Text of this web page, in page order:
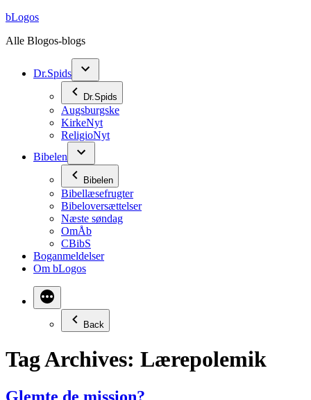
Videre
indhold
bLogos
Alle Blogos-blogs
Dr.Spids
Dr.Spids
Augsburgske
KirkeNyt
ReligioNyt
Bibelen
Bibelen
Bibellæsefrugter
Bibeloversættelser
Næste søndag
OmÅb
CBibS
Boganmeldelser
Om bLogos
Back
Tag Archives: Lærepolemik